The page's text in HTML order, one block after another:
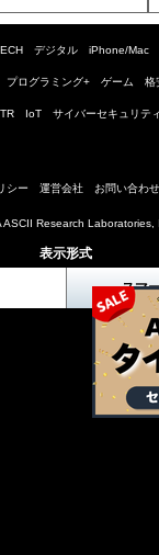
デジタル iPhone/Mac
プログラミング+ ゲーム 格
IoT サイバーセキュリテ
シー 運営会社 お問い合わせ
ASCII Research Laboratories,
表示形式
スマ